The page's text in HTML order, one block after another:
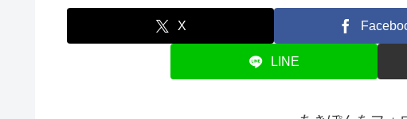
X
LINE